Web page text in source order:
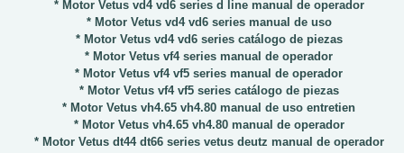
* Motor Vetus vd4 vd6 series d line manual de operador
* Motor Vetus vd4 vd6 series manual de uso
* Motor Vetus vd4 vd6 series catálogo de piezas
* Motor Vetus vf4 series manual de operador
* Motor Vetus vf4 vf5 series manual de operador
* Motor Vetus vf4 vf5 series catálogo de piezas
* Motor Vetus vh4.65 vh4.80 manual de uso entretien
* Motor Vetus vh4.65 vh4.80 manual de operador
* Motor Vetus dt44 dt66 series vetus deutz manual de operador